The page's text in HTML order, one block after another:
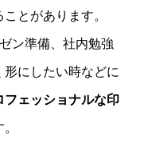
とがあります。
ン準備、社内勉強
にしたい時などに
フェッショナルな印